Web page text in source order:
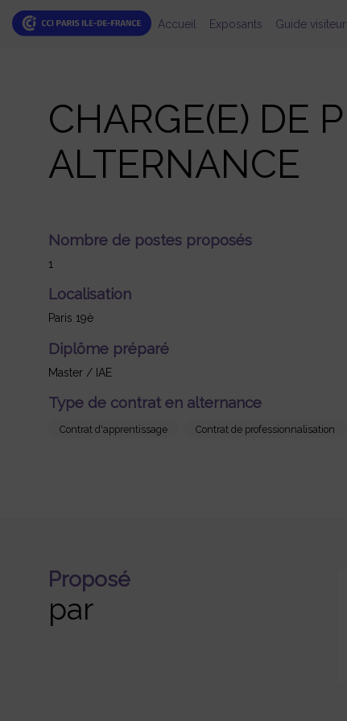
Accueil Exposants Guide
CHARGE(E) DE
ALTERNANCE
Nombre de postes proposés
1
Localisation
Paris 19è
Diplôme préparé
Master / IAE
Type de contrat en alternance
Contrat d'apprentissage Contrat de professionnalisation
Proposé
par